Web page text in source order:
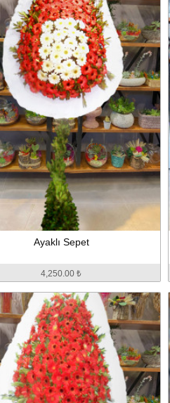
Ayaklı Sepet
4,250.00 ₺